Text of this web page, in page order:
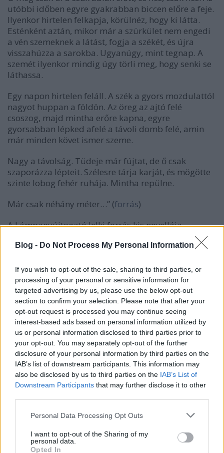
Blog - Do Not Process My Personal Information
If you wish to opt-out of the sale, sharing to third parties, or
processing of your personal or sensitive information for
targeted advertising by us, please use the below opt-out
section to confirm your selection. Please note that after your
opt-out request is processed you may continue seeing
interest-based ads based on personal information utilized by
us or personal information disclosed to third parties prior to
your opt-out. You may separately opt-out of the further
disclosure of your personal information by third parties on the
IAB’s list of downstream participants. This information may
also be disclosed by us to third parties on the IAB’s List of
Downstream Participants that may further disclose it to other
Please note that this website/app uses one or more Google
not limited to your visit or usage behaviour. You may click to
grant or deny consent to Google and its third-party tags to
Personal Data Processing Opt Outs
I want to opt-out of the Sharing of my
personal data.
Opted In
utóbbi időben egyre gyakrabban biccen előre a feje.
Ilyenkor hirtelen felkapja, körülnéz, hogy ki látta.
Esténként aztán, mikor már a szürkület nem engedi
a vén szemeknek a látást, fogja a székét, és újra
visszahúzza a sarokba. Ugyanúgy, mint tegnap. A
szemét ilyenkor mindig úgy törli meg, hogy senki se
láthassa.
Egy napon hirtelen feláll. A szék a gyors mozdulattól
nagyot huppan a földön. Az öreg az ajtó felé
csoszog, majd mintha erőre kapna, egyre
gyorsabban lépked afelé a távoli domb felé, amin
már minden követ ismer szeme.
Nagy a távolság. Tüdeje már fújtat, de ő csak
szaporázza lépteit. Szélesre tárja karját, és mögötte
szinte lobog fehér ruhája. Mintha repülne.
Már csak néhány méter…” (forrás)
A Lámpagyújtogató lelki forrás kis novellája
Minden nap. Hogy történjen valami. A csodavárás
helyet érdemelnek.
A mai értelmezések szerint egyre inkább az apára
vonatkoztatjuk a Tékozló fiú történetét bemutató
igeszakaszt, de végigtekintve a történetet bemutató
festményeken, a művek ábrázolása a fiú személyére
és cselekedetére fókuszál.
A Tékozló fiú történetét feldolgozó festmények a XV.
századtól a XX. század elejéig (javaslat: megnyitás új
Az érett barokk korszakáig, vagyis a 17. század 20-as
éveiig, többalakos, kissé horizontálisan elrendezett